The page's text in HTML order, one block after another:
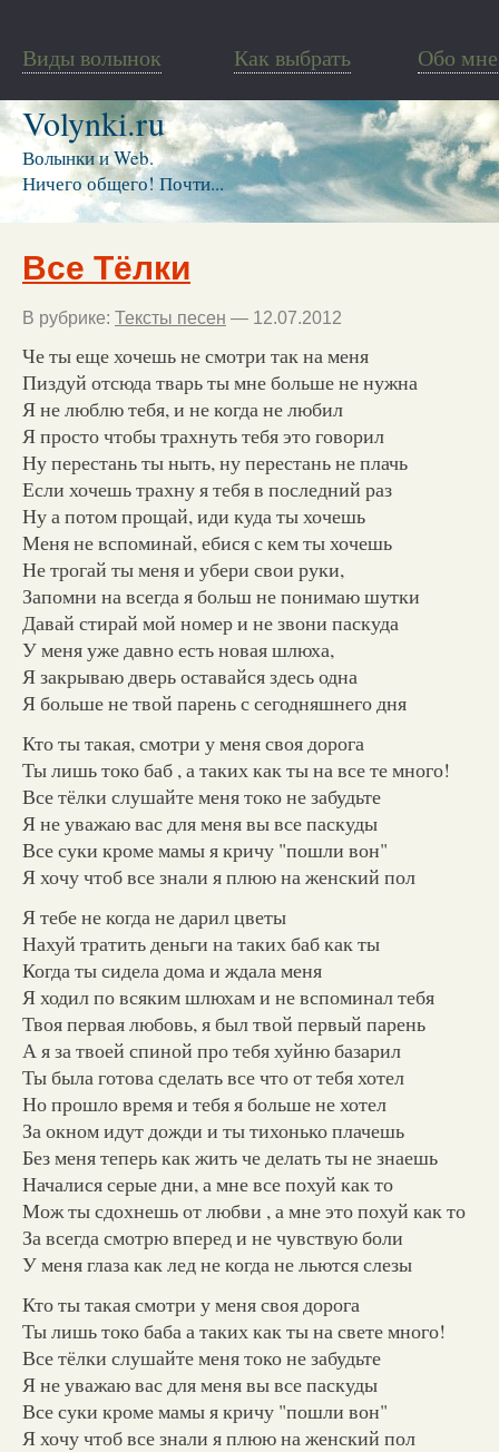
Виды волынок Как выбрать Обо мне
Volynki.ru
Волынки и Web.
Ничего общего! Почти...
Все Тёлки
В рубрике: Тексты песен — 12.07.2012
Че ты еще хочешь не смотри так на меня
Пиздуй отсюда тварь ты мне больше не нужна
Я не люблю тебя, и не когда не любил
Я просто чтобы трахнуть тебя это говорил
Ну перестань ты ныть, ну перестань не плачь
Если хочешь трахну я тебя в последний раз
Ну а потом прощай, иди куда ты хочешь
Меня не вспоминай, ебися с кем ты хочешь
Не трогай ты меня и убери свои руки,
Запомни на всегда я больш не понимаю шутки
Давай стирай мой номер и не звони паскуда
У меня уже давно есть новая шлюха,
Я закрываю дверь оставайся здесь одна
Я больше не твой парень с сегодняшнего дня
Кто ты такая, смотри у меня своя дорога
Ты лишь токо баб , а таких как ты на все те много!
Все тёлки слушайте меня токо не забудьте
Я не уважаю вас для меня вы все паскуды
Все суки кроме мамы я кричу "пошли вон"
Я хочу чтоб все знали я плюю на женский пол
Я тебе не когда не дарил цветы
Нахуй тратить деньги на таких баб как ты
Когда ты сидела дома и ждала меня
Я ходил по всяким шлюхам и не вспоминал тебя
Твоя первая любовь, я был твой первый парень
А я за твоей спиной про тебя хуйню базарил
Ты была готова сделать все что от тебя хотел
Но прошло время и тебя я больше не хотел
За окном идут дожди и ты тихонько плачешь
Без меня теперь как жить че делать ты не знаешь
Началися серые дни, а мне все похуй как то
Мож ты сдохнешь от любви , а мне это похуй как то
За всегда смотрю вперед и не чувствую боли
У меня глаза как лед не когда не льются слезы
Кто ты такая смотри у меня своя дорога
Ты лишь токо баба а таких как ты на свете много!
Все тёлки слушайте меня токо не забудьте
Я не уважаю вас для меня вы все паскуды
Все суки кроме мамы я кричу "пошли вон"
Я хочу чтоб все знали я плюю на женский пол